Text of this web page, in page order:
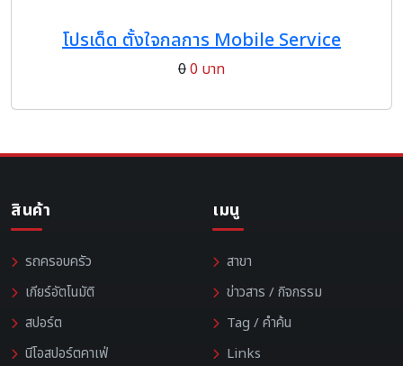
โปรเด็ด ตั้งใจกลการ Mobile Service
00 บาท
สินค้า
รถครอบครัว
เกียร์อัตโนมัติ
สปอร์ต
นีโอสปอร์ตคาเฟ่
เมนู
สาขา
ข่าวสาร / กิจกรรม
Tag / คำค้น
Links